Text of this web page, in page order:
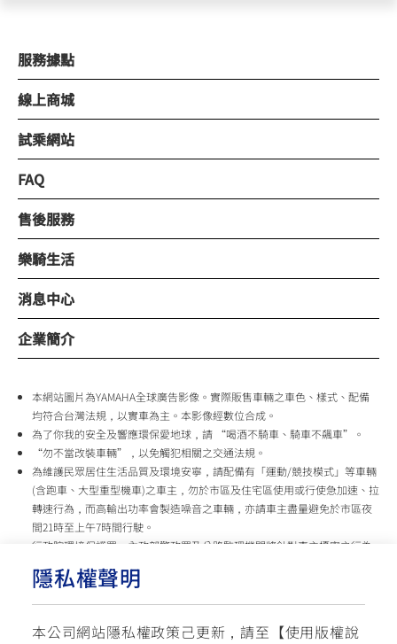
隱私權聲明
本公司網站隱私權政策己更新，請至【使用版權說
服務據點
線上商城
試乘網站
FAQ
售後服務
樂騎生活
消息中心
企業簡介
本網站圖片為YAMAHA全球廣告影像。實際販售車輛之車色、樣式、配備
均符合台灣法規，以實車為主。本影像經數位合成。
為了你我的安全及響應環保愛地球，請 “喝酒不騎車、騎車不飆車”。
“勿不當改裝車輛”，以免觸犯相關之交通法規。
為維護民眾居住生活品質及環境安寧，請配備有「運動/競技模式」等車輛
(含跑車、大型重型機車)之車主，勿於市區及住宅區使用或行使急加速、拉
轉速行為，而高輸出功率會製造噪音之車輛，亦請車主盡量避免於市區夜
間21時至上午7時間行駛。
行政院環境保護署、內政部警政署及公路監理機關將針對車主擾寧之行為
台灣山葉機車 關心您